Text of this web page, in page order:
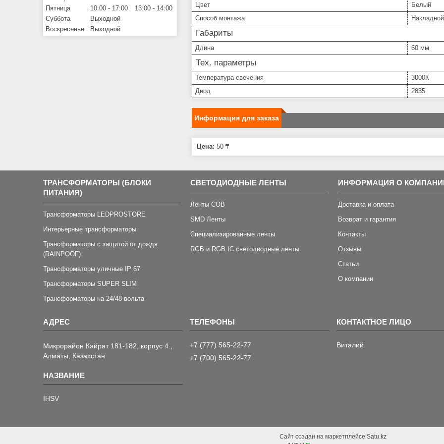
Цвет
Белый
Способ монтажа
Накладной
Габариты
Длина 60 мм
Тех. параметры
Температура свечения
3000К
Диод
2835
Информация для заказа
Цена: 50 ₸
Пятница
10:00 17:00 13:00
14:00
Суббота
Выходной
Воскресенье
Выходной
ТРАНСФОРМАТОРЫ (БЛОКИ
ПИТАНИЯ)
Трансформаторы LEDPROSTORE
Интерьерные трансформаторы
Трансформаторы с защитой от дождя
(RAINPOOF)
Трансформаторы уличные IP 67
Трансформаторы SUPER SLIM
Трансформаторы на 24/48 вольта
СВЕТОДИОДНЫЕ ЛЕНТЫ
Ленты COB
SMD Ленты
Специализированные ленты
RGB и RGB IC светодиодные ленты
ИНФОРМАЦИЯ О
Доставка и оплата
Возврат и гарантия
Контакты
Отзывы
Статьи
О компании
Микрорайон Кайрат 181-182, корпус 4.,
Алматы, Казахстан
IHSV
+7 (777) 565-22-77
+7 (700) 565-22-77
Виталий
Сайт создан на маркетплейсе Satu.kz